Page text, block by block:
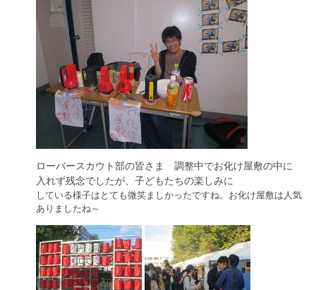
ローバースカウト部の皆さま 調整中でお化け屋敷の中に
入れず残念でしたが、子どもたちの楽しみに
している様子はとても微笑ましかったですね。お化け屋敷は人気
ありましたね～